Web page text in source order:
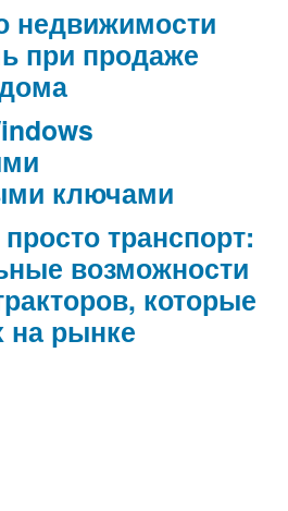
недвижимости
при продаже
ключами
транспорт:
возможности
которые
рынке